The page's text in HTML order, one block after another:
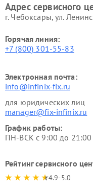
Адрес сервисного
г. Чебоксары, ул.
Горячая линия:
+7 (800) 301-55-83
Электронная почта:
info@infinix-fix.ru
для юридических лиц
manager@fix-infinix.ru
График работы:
ПН-ВСК с 9:00 до
Рейтинг сервисного
4.9-5.0